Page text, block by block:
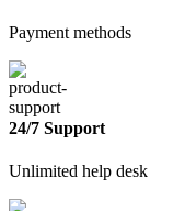
Payment methods
24/7 Support
Unlimited help desk